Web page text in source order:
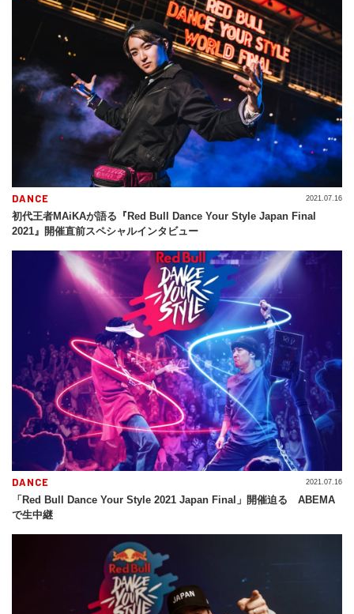
DANCE
初代王者MAiKAが語る『Red Bull Dance Your Style Japan Final
2021』開催直前スペシャルインタビュー
2021.07.16
DANCE
「Red Bull Dance Your Style 2021 Japan Final」開催迫る ABEMA
で生中継
2021.07.16